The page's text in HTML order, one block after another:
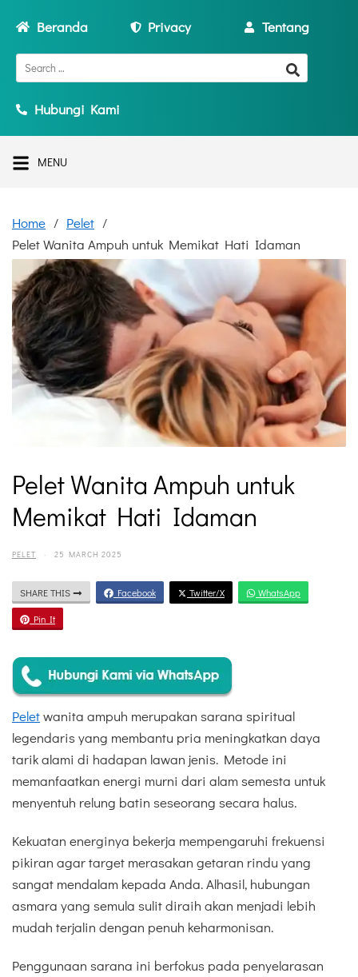
Beranda Privacy Tentang
Hubungi Kami
MENU
Home
Pelet
Pelet Wanita Ampuh untuk Memikat Hati Idaman
Pelet Wanita Ampuh untuk
Memikat Hati Idaman
PELET · 25 MARCH 2025
SHARE THIS Facebook Twitter/X WhatsApp
Pin It
Peletwanita ampuh merupakan sarana spiritual
legendaris yang membantu pria meningkatkan daya
tarik alami di hadapan lawan jenis. Metode ini
memanfaatkan energi murni dari alam semesta untuk
menyentuh relung batin seseorang secara halus.
Kekuatan energinya bekerja mempengaruhi frekuensi
pikiran agar target merasakan getaran rindu yang
sangat mendalam kepada Anda. Alhasil, hubungan
asmara yang semula sulit diraih akan menjadi lebih
mudah terjalin dengan penuh keharmonisan.
Penggunaan sarana ini berfokus pada penyelarasan